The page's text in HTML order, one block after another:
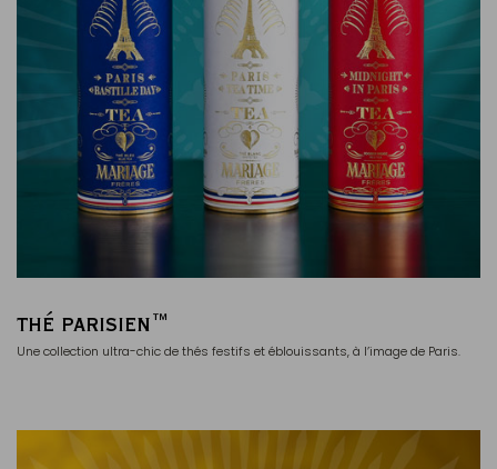
THÉ PARISIEN™
Une collection ultra-chic de thés festifs et éblouissants, à l’image de Paris.